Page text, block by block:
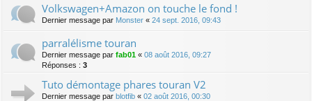
Volkswagen+Amazon on touche le fond !
Dernier message par Monster « 24 sept. 2016, 09:43
parralélisme touran
Dernier message par fab01 « 08 août 2016, 09:27
Réponses : 3
Tuto démontage phares touran V2
Dernier message par blotfib « 02 août 2016, 00:30